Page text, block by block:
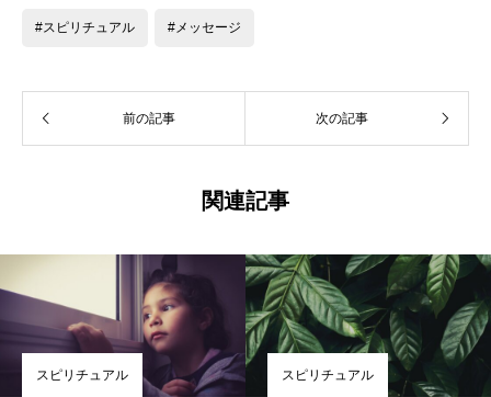
#スピリチュアル #メッセージ
前の記事 次の記事
関連記事
スピリチュアル スピリチュアル